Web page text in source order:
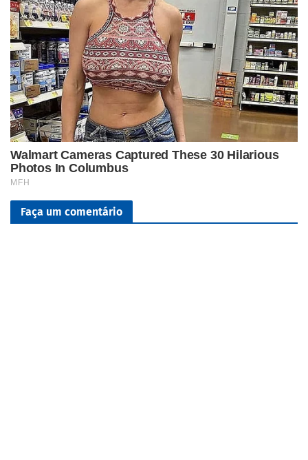
Faça um comentário